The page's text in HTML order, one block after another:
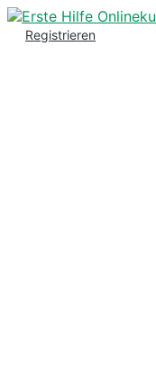
Registrieren